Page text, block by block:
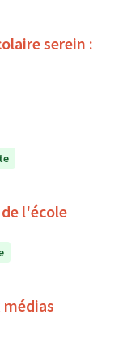
serein :
l'école
médias